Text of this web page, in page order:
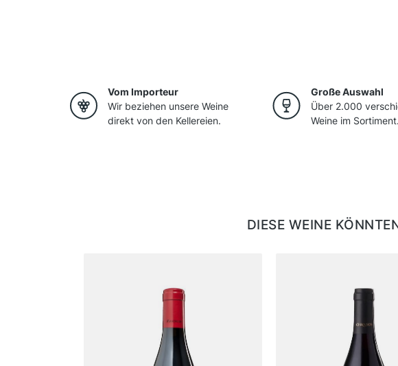
Vom Importeur
Wir beziehen unsere Weine
direkt von den Kellereien.
Große Auswahl
Über 2.000
Weine im Sortiment.
DIESE WEINE